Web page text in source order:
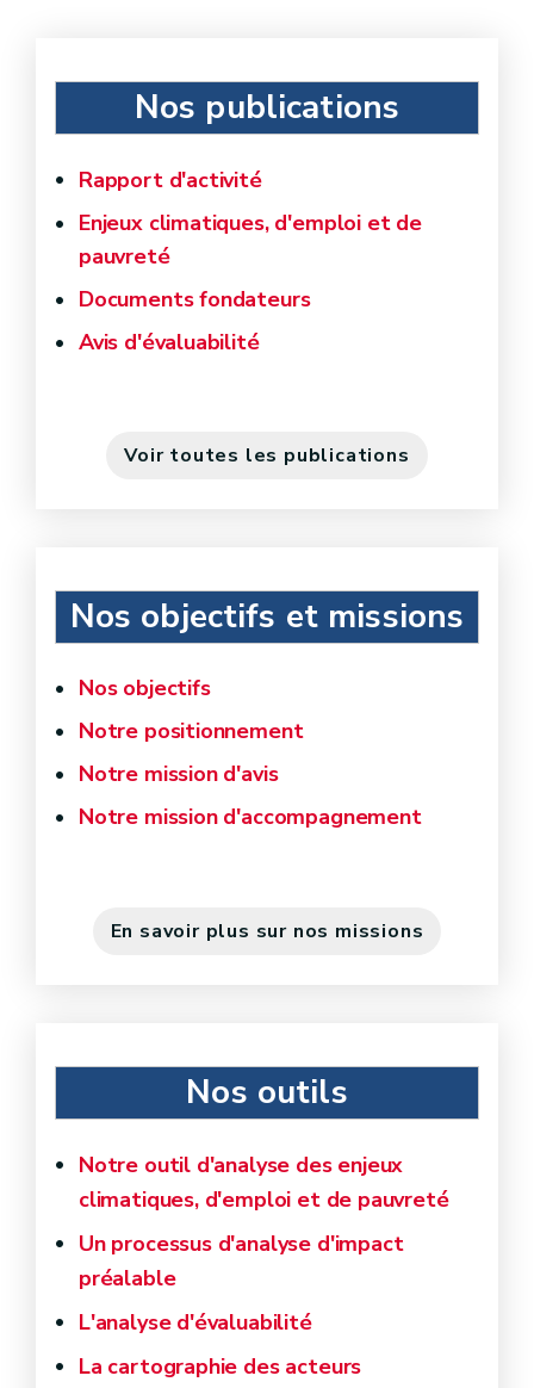
Nos publications
Rapport d'activité
Enjeux climatiques, d'emploi et de
pauvreté
Documents fondateurs
Avis d'évaluabilité
Voir toutes les publications
Nos objectifs et missions
Nos objectifs
Notre positionnement
Notre mission d'avis
Notre mission d'accompagnement
En savoir plus sur nos missions
Nos outils
Notre outil d'analyse des enjeux
climatiques, d'emploi et de pauvreté
Un processus d'analyse d'impact
préalable
L'analyse d'évaluabilité
La cartographie des acteurs